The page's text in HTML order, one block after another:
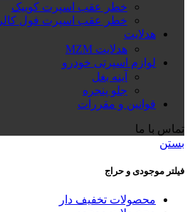
خطر عقب اسپرت کوییک
خطر عقب اسپرت فول کالر
هدلایت
هدلایت MZM
لوازم اسپرتی خودرو
آینه بغل
جلو پنجره
قوانین و مقررات
تماس با ما
بستن
فیلتر موجودی و حراج
محصولات تخفیف دار